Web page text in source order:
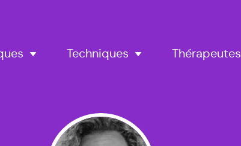
Techniques Thérapeutes